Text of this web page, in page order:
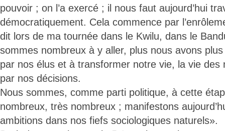
pouvoir ; on l’a exercé ; il nous faut aujourd’hui
démocratiquement. Cela commence par
dit lors de ma tournée dans le Kwilu, dans le
sommes nombreux à y aller, plus nous avons
par nos élus et à transformer notre vie, la vie des
par nos décisions.
Nous sommes, comme parti politique, à cette
nombreux, très nombreux ; manifestons
ambitions dans nos fiefs sociologiques naturels».